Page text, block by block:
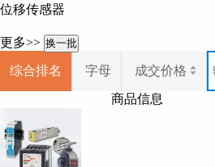
位移传感器
更多>> 换一批
综合排名 字母 成交价格
商品信息